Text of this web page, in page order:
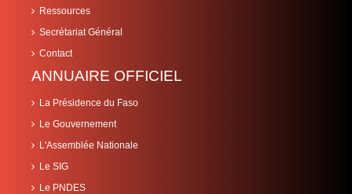
Ressources
Secrétariat Général
Contact
ANNUAIRE OFFICIEL
La Présidence du Faso
Le Gouvernement
L'Assemblée Nationale
Le SIG
Le PNDES